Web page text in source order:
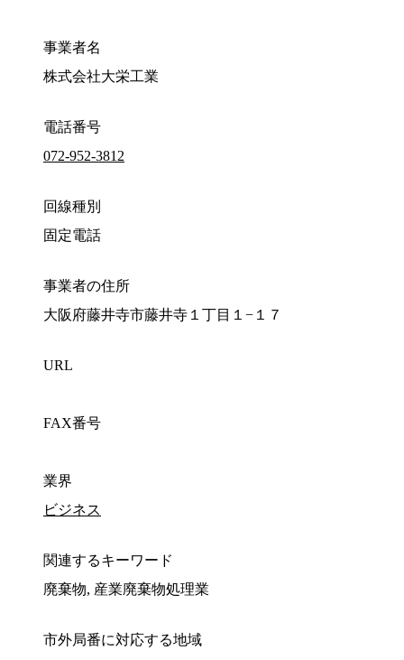
事業者名
株式会社大栄工業
電話番号
072-952-3812
回線種別
固定電話
事業者の住所
大阪府藤井寺市藤井寺１丁目１−１７
URL
FAX番号
業界
ビジネス
関連するキーワード
廃棄物, 産業廃棄物処理業
市外局番に対応する地域